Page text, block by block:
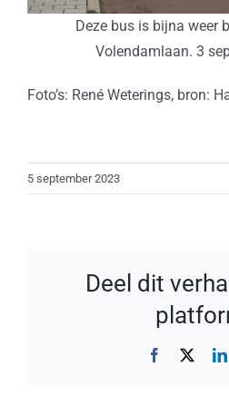
Deze bus is bijna weer
Volendamlaan. 3
Foto’s: René Weterings, bron:
5 september 2023
Deel dit
Facebook